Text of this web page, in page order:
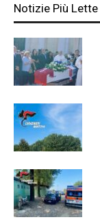
Notizie Più Lette